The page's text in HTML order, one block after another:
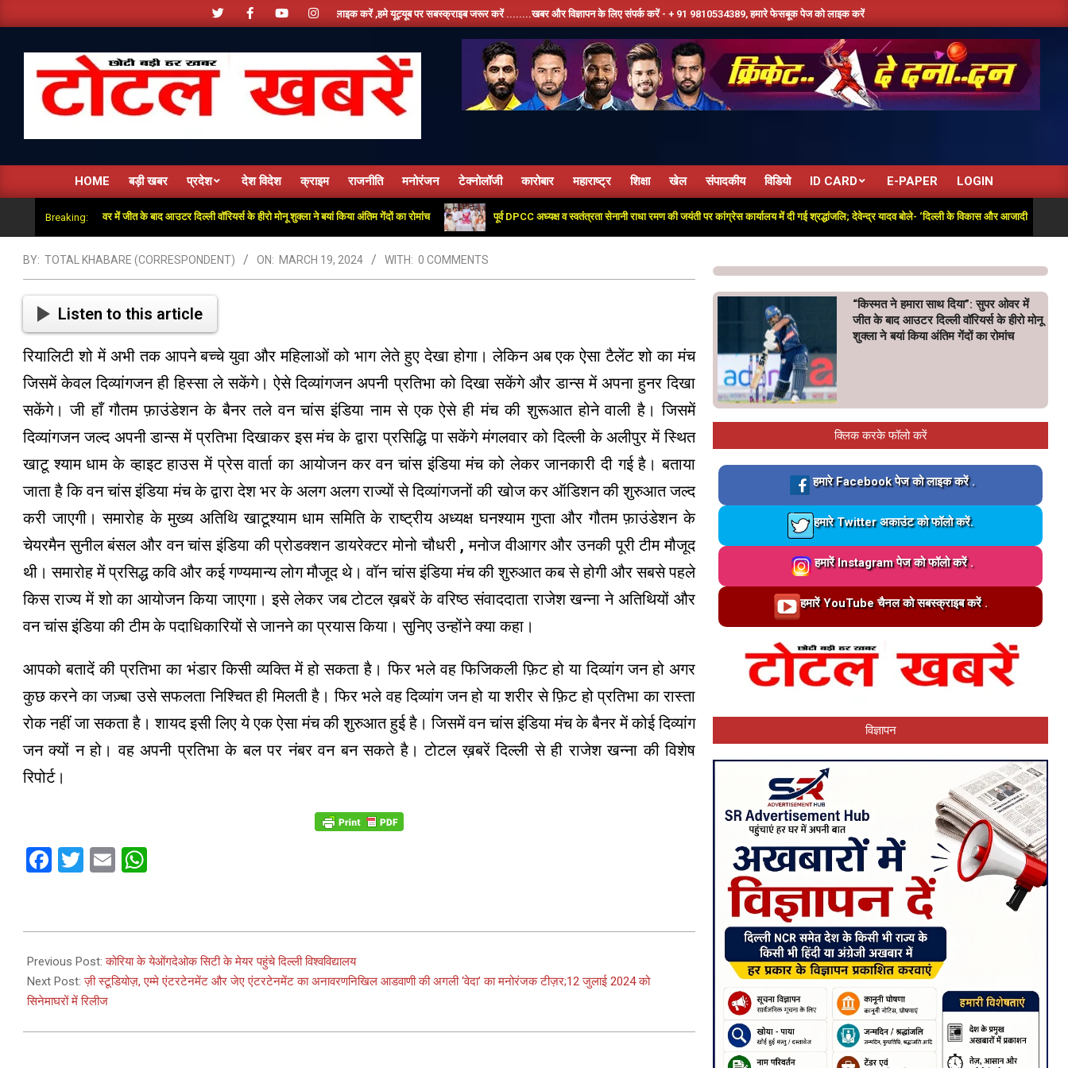
to
खबर और विज्ञापन के लिए संपर्क करें - + 91 9810534389, हमारे फेसबूक पेज को लाइक करें ,हमे यूट्यूब पर सबस्क्राइब जरूर करें ........खबर और विज्ञापन के लिए संपर्क करें - + 91 9810534389, हमारे फेसबूक पेज को लाइक करें ,हमे यूट्यूब पर सबस्क्राइब जरूर करें,दिन भर की तमाम छोटी बड़ी
Primary
Navigation
HOME बड़ी खबर प्रदेश देश विदेश क्राइम राजनीति मनोरंजन टेक्नोलॉजी कारोबार महाराष्ट्र शिक्षा खेल संपादकीय विडियो ID CARD E-PAPER LOGIN
Breaking:
दिया”: सुपर ओवर में जीत के बाद आउटर दिल्ली वॉरियर्स के हीरो मोनू शुक्ला ने बयां किया अंतिम गेंदों का रोमांच पूर्व DPCC अध्यक्ष व स्वतंत्रता सेनानी राधा रमण की जयंती पर कांग्रेस कार्यालय में दी गई श्रद्धांजलि; देवेन्द्र यादव बोले- ‘दिल्ली के विकास और आजादी की लड़ाई में
BY: TOTAL KHABARE (CORRESPONDENT) ON: MARCH 19, 2024 WITH: 0 COMMENTS
Listen to this article
रियालिटी शो में अभी तक आपने बच्चे युवा और महिलाओं को भाग लेते हुए देखा होगा। लेकिन अब एक ऐसा टैलेंट शो का मंच
जिसमें केवल दिव्यांगजन ही हिस्सा ले सकेंगे। ऐसे दिव्यांगजन अपनी प्रतिभा को दिखा सकेंगे और डान्स में अपना हुनर दिखा
सकेंगे। जी हाँ गौतम फ़ाउंडेशन के बैनर तले वन चांस इंडिया नाम से एक ऐसे ही मंच की शुरूआत होने वाली है। जिसमें
दिव्यांगजन जल्द अपनी डान्स में प्रतिभा दिखाकर इस मंच के द्वारा प्रसिद्धि पा सकेंगे मंगलवार को दिल्ली के अलीपुर में स्थित
खाटू श्याम धाम के व्हाइट हाउस में प्रेस वार्ता का आयोजन कर वन चांस इंडिया मंच को लेकर जानकारी दी गई है। बताया
जाता है कि वन चांस इंडिया मंच के द्वारा देश भर के अलग अलग राज्यों से दिव्यांगजनों की खोज कर ऑडिशन की शुरुआत जल्द
करी जाएगी। समारोह के मुख्य अतिथि खाटूश्याम धाम समिति के राष्ट्रीय अध्यक्ष घनश्याम गुप्ता और गौतम फ़ाउंडेशन के
चेयरमैन सुनील बंसल और वन चांस इंडिया की प्रोडक्शन डायरेक्टर मोनो चौधरी , मनोज वीआगर और उनकी पूरी टीम मौजूद
थी। समारोह में प्रसिद्ध कवि और कई गण्यमान्य लोग मौजूद थे। वॉन चांस इंडिया मंच की शुरुआत कब से होगी और सबसे पहले
किस राज्य में शो का आयोजन किया जाएगा। इसे लेकर जब टोटल ख़बरें के वरिष्ठ संवाददाता राजेश खन्ना ने अतिथियों और
वन चांस इंडिया की टीम के पदाधिकारियों से जानने का प्रयास किया। सुनिए उन्होंने क्या कहा।
आपको बतादें की प्रतिभा का भंडार किसी व्यक्ति में हो सकता है। फिर भले वह फिजिकली फ़िट हो या दिव्यांग जन हो अगर
कुछ करने का जज़्बा उसे सफलता निश्चित ही मिलती है। फिर भले वह दिव्यांग जन हो या शरीर से फ़िट हो प्रतिभा का रास्ता
रोक नहीं जा सकता है। शायद इसी लिए ये एक ऐसा मंच की शुरुआत हुई है। जिसमें वन चांस इंडिया मंच के बैनर में कोई दिव्यांग
जन क्यों न हो। वह अपनी प्रतिभा के बल पर नंबर वन बन सकते है। टोटल ख़बरें दिल्ली से ही राजेश खन्ना की विशेष
रिपोर्ट।
Facebook
Twitter
Email
03-
19
Previous Post:कोरिया के येओंगदेओक सिटी के मेयर पहुंचे दिल्ली विश्वविद्यालय
Next Post:ज़ी स्टूडियोज़, एम्मे एंटरटेनमेंट और जेए एंटरटेनमेंट का अनावरणनिखिल आडवाणी की अगली ‘वेदा’ का मनोरंजक टीज़र;12 जुलाई 2024 को
सिनेमाघरों में रिलीज
“किस्मत ने हमारा साथ दिया”: सुपर ओवर में
जीत के बाद आउटर दिल्ली वॉरियर्स के हीरो मोनू
शुक्ला ने बयां किया अंतिम गेंदों का रोमांच
क्लिक करके फॉलो करें
Loading…
हमारे Facebook पेज को लाइक करें .
Loading…
हमारे Twitter अकाउंट को फॉलो करें.
Loading…
हमारें Instagram पेज को फॉलो करें .
Loading…हमारें YouTube चैनल को सबस्क्राइब करें .
विज्ञापन